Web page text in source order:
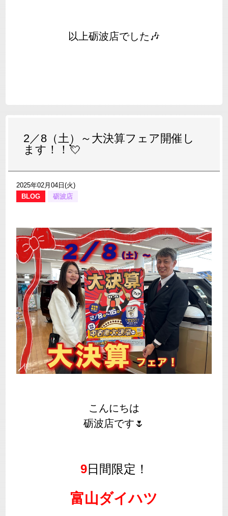
以上砺波店でした🎶
2／8（土）～大決算フェア開催し
ます！！💘
2025年02月04日(火)
BLOG
砺波店
こんにちは
砺波店です🌷
9日間限定！
富山ダイハツ